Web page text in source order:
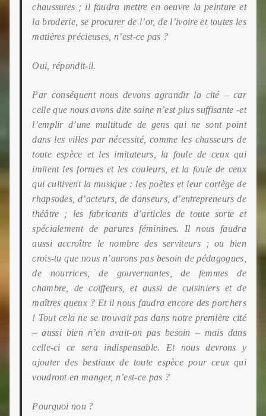
chaussures ; il faudra mettre en oeuvre la peinture et
la broderie, se procurer de l’or, de l’ivoire et toutes les
matières précieuses, n’est-ce pas ?
Oui, répondit-il.
Par conséquent nous devons agrandir la cité – car
celle que nous avons dite saine n’est plus suffisante -et
l’emplir d’une multitude de gens qui ne sont point
dans les villes par nécessité, comme les chasseurs de
toute espèce et les imitateurs, la foule de ceux qui
imitent les formes et les couleurs, et la foule de ceux
qui cultivent la musique : les poètes et leur cortège de
rhapsodes, d’acteurs, de danseurs, d’entrepreneurs de
théâtre ; les fabricants d’articles de toute sorte et
spécialement de parures féminines. Il nous faudra
aussi accroître le nombre des serviteurs ; ou bien
crois-tu que nous n’aurons pas besoin de pédagogues,
de nourrices, de gouvernantes, de femmes de
chambre, de coiffeurs, et aussi de cuisiniers et de
maîtres queux ? Et il nous faudra encore des porchers
! Tout cela ne se trouvait pas dans notre première cité
– aussi bien n’en avait-on pas besoin – mais dans
celle-ci ce sera indispensable. Et nous devrons y
ajouter des bestiaux de toute espèce pour ceux qui
voudront en manger, n’est-ce pas ?
Pourquoi non ?